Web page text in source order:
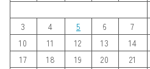
3
4 5 6 7
10
11 12 13 14
17
18 19 20 21